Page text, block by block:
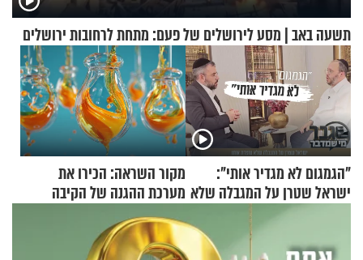
תשעה באב | מסע לירושלים של פעם: מתחת לרחובות ירושלים
"הגמגום לא מגדיר אותי":
ישראל שטרן על המגבלה שלא
עוצרת אותו
מקור השראה: הכירו את
מערכת ההגנה של הקיבה